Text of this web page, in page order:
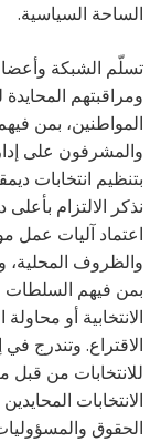
الساحة السياسية.
تسلّم الشبكة
ومراقبتهم المحايدة
المواطنين، بمن
والمشرفون على
بتنظيم انتخابات
نذكر الالتزام
اعتماد آليات عمل
والظروف المحلية،
بمن فيهم السلطات
الانتخابية أو
الاقتراع. وتندرج في
للانتخابات من
الانتخابات
الحقوق